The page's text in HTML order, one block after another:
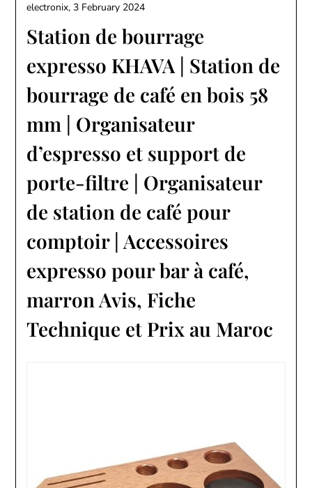
Station de bourrage
expresso KHAVA | Station de
bourrage de café en bois 58
mm | Organisateur
d’espresso et support de
porte-filtre | Organisateur
de station de café pour
comptoir | Accessoires
expresso pour bar à café,
marron Avis, Fiche
Technique et Prix au Maroc
electronix,3 February 2024